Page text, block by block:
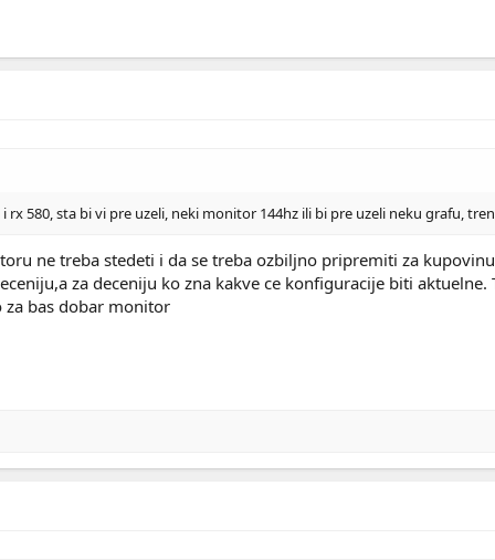
rx 580, sta bi vi pre uzeli, neki monitor 144hz ili bi pre uzeli neku grafu,
ne treba stedeti i da se treba ozbiljno pripremiti za
za deceniju ko zna kakve ce konfiguracije biti
za bas dobar monitor